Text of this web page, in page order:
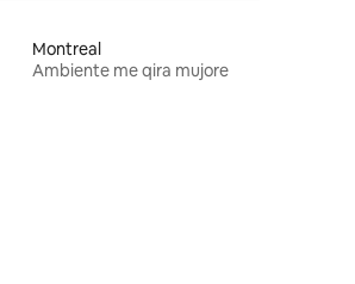
Montreal
Ambiente me qira mujore